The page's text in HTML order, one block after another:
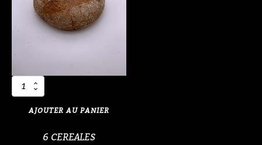
quantité
de
AJOUTER AU PANIER
6 CEREALES